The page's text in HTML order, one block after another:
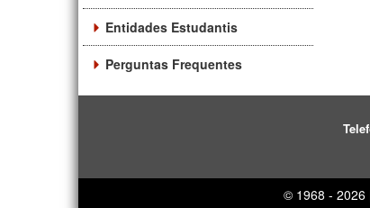
Entidades Estudantis
Perguntas Frequentes
© 1968 - 2026